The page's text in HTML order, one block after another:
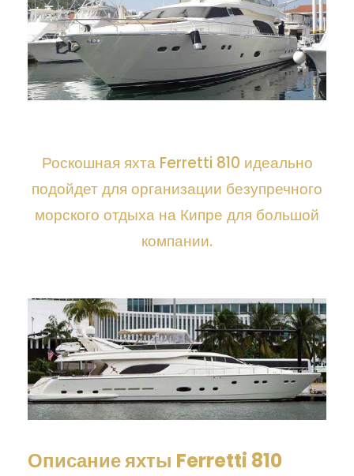
Роскошная яхта Ferretti 810 идеально
подойдет для организации безупречного
морского отдыха на Кипре для большой
компании.
Описание яхты Ferretti 810